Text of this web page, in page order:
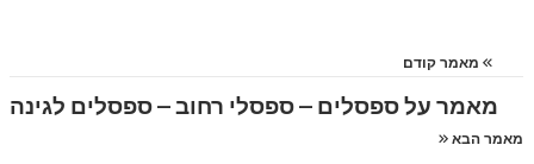
מאמר קודם
מאמר על ספסלים – ספסלי רחוב – ספסלים לגינה
מאמר הבא